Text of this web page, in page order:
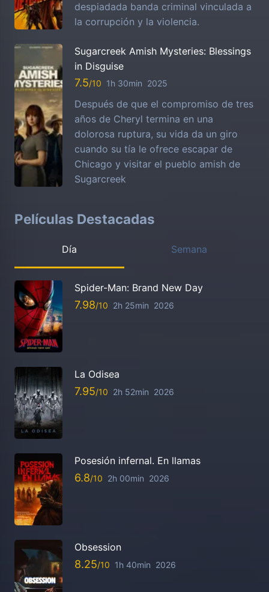
despiadada banda criminal vinculada a
la corrupción y la violencia.
Sugarcreek Amish Mysteries: Blessings
in Disguise
7.5 1h 30min 2025
Después de que el compromiso de tres
años de Cheryl termina en una
dolorosa ruptura, su vida da un giro
cuando su tía le ofrece escapar de
Chicago y visitar el pueblo amish de
Sugarcreek
Películas Destacadas
Día Semana
Spider-Man: Brand New Day
7.98 2h 25min 2026
La Odisea
7.95 2h 52min 2026
Posesión infernal. En llamas
6.8 2h 00min 2026
Obsession
8.25 1h 40min 2026